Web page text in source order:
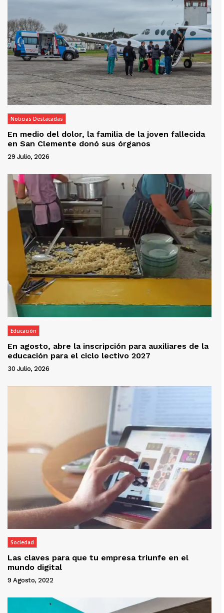
Noticias Destacadas
En medio del dolor, la familia de la joven fallecida
en San Clemente donó sus órganos
29 Julio, 2026
Educación
En agosto, abre la inscripción para auxiliares de la
educación para el ciclo lectivo 2027
30 Julio, 2026
Sociedad
Las claves para que tu empresa triunfe en el
mundo digital
9 Agosto, 2022